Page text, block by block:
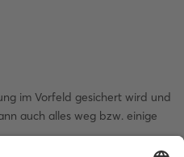
im Vorfeld gesichert wird und
auch alles weg bzw. einige